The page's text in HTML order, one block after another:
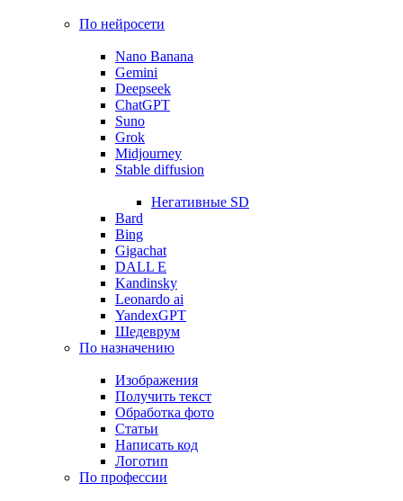
По нейросети
Nano Banana
Gemini
Deepseek
ChatGPT
Suno
Grok
Midjourney
Stable diffusion
Негативные SD
Bard
Bing
Gigachat
DALL E
Kandinsky
Leonardo ai
YandexGPT
Шедеврум
По назначению
Изображения
Получить текст
Обработка фото
Статьи
Написать код
Логотип
По профессии